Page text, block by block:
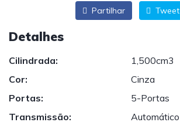
Partilhar Tweet
Detalhes
Cilindrada:
1,500cm3
Cor:
Cinza
Portas:
5-Portas
Transmissão:
Automático